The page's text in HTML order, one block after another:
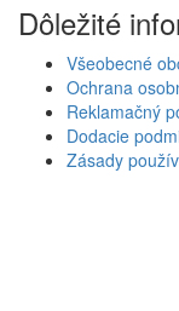
Dôležité
Všeobecné
Ochrana
Reklamačný
Dodacie
Zásady